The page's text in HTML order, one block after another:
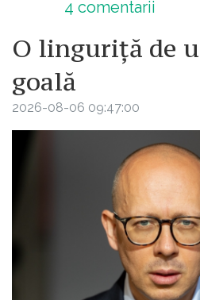
4 comentarii
O linguriță de
goală
2026-08-06 09:47:00